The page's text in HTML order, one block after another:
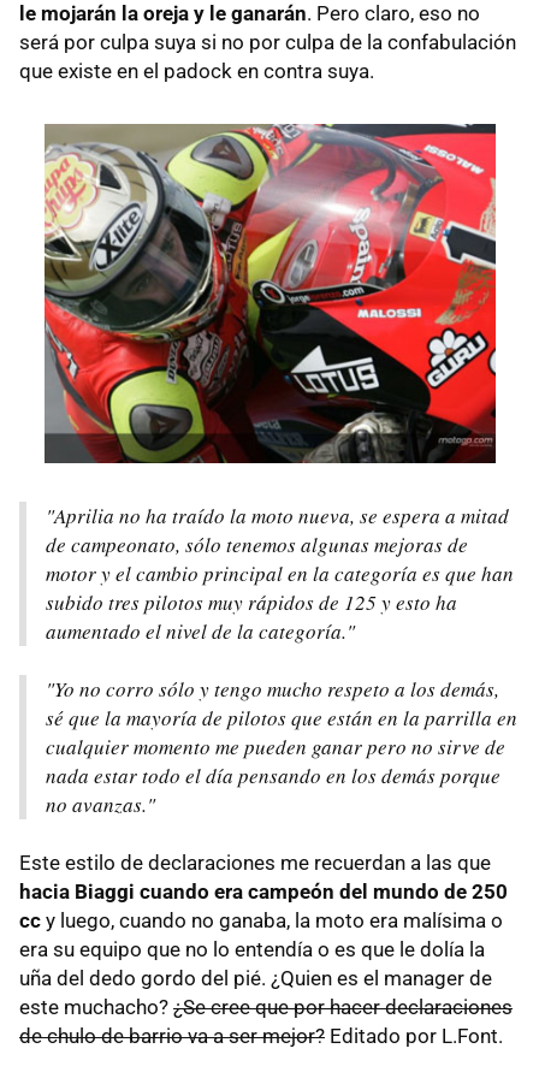
le mojarán la oreja y le ganarán. Pero claro, eso no
será por culpa suya si no por culpa de la confabulación
que existe en el padock en contra suya.
"Aprilia no ha traído la moto nueva, se espera a mitad
de campeonato, sólo tenemos algunas mejoras de
motor y el cambio principal en la categoría es que han
subido tres pilotos muy rápidos de 125 y esto ha
aumentado el nivel de la categoría."
"Yo no corro sólo y tengo mucho respeto a los demás,
sé que la mayoría de pilotos que están en la parrilla en
cualquier momento me pueden ganar pero no sirve de
nada estar todo el día pensando en los demás porque
no avanzas."
Este estilo de declaraciones me recuerdan a las que
hacia Biaggi cuando era campeón del mundo de 250
cc y luego, cuando no ganaba, la moto era malísima o
era su equipo que no lo entendía o es que le dolía la
uña del dedo gordo del pié. ¿Quien es el manager de
este muchacho? ¿Se cree que por hacer declaraciones
de chulo de barrio va a ser mejor? Editado por L.Font.